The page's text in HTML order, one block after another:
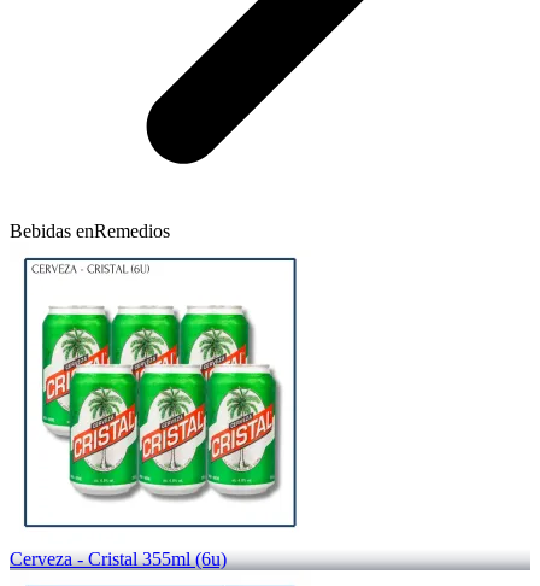
Bebidas enRemedios
Cerveza - Cristal 355ml (6u)